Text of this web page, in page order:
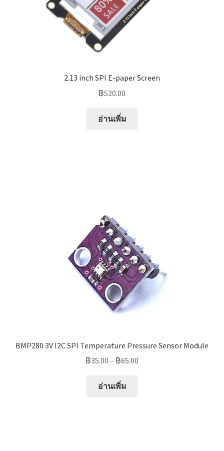
2.13 inch SPI E-paper Screen
฿520.00
อ่านเพิ่ม
BMP280 3V I2C SPI Temperature Pressure Sensor Module
฿35.00 – ฿65.00
อ่านเพิ่ม